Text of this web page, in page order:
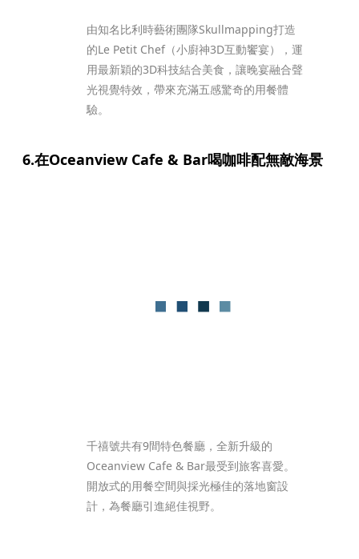
由知名比利時藝術團隊Skullmapping打造
的Le Petit Chef（小廚神3D互動饗宴），運
用最新穎的3D科技結合美食，讓晚宴融合聲
光視覺特效，帶來充滿五感驚奇的用餐體
驗。
6.在Oceanview Cafe & Bar喝咖啡配無敵海景
千禧號共有9間特色餐廳，全新升級的
Oceanview Cafe & Bar最受到旅客喜愛。
開放式的用餐空間與採光極佳的落地窗設
計，為餐廳引進絕佳視野。